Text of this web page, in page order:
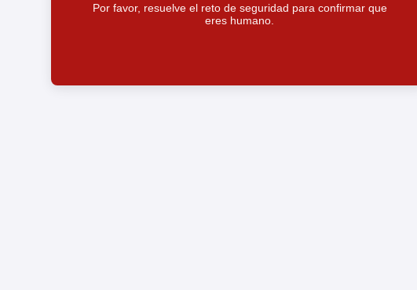
Por favor, resuelve el reto de seguridad para confirmar que
eres humano.